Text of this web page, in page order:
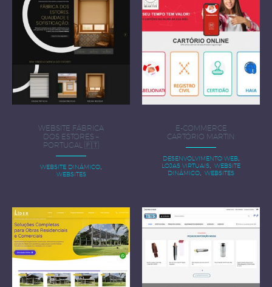
WEBSITE FÁBRICA
DOS ESTORES –
PORTUGAL 🇵🇹
WEBSITE DINÂMICO,
WEBSITES
E-COMMERCE
CARTÓRIO MARTIN
DESENVOLVIMENTO WEB,
LOJAS VIRTUAIS,WEBSITE
DINÂMICO,WEBSITES